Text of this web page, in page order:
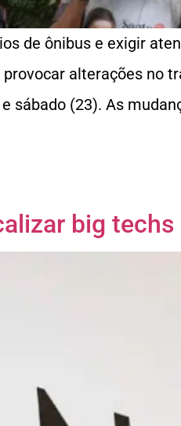
de ônibus e exigir
alterações no
sábado (23). As
big